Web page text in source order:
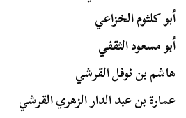
أبو كلثوم الخزاعي
أبو مسعود الثقفي
هاشم بن نوفل القرشي
عمارة بن عبد الدار الزهري القرشي